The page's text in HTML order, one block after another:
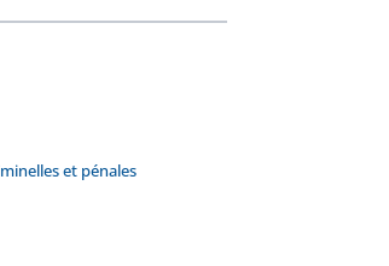
et pénales